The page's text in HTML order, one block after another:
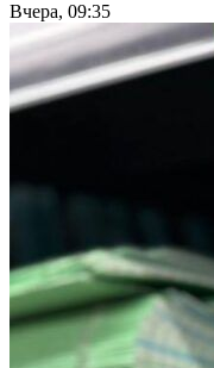
Вчера, 09:35